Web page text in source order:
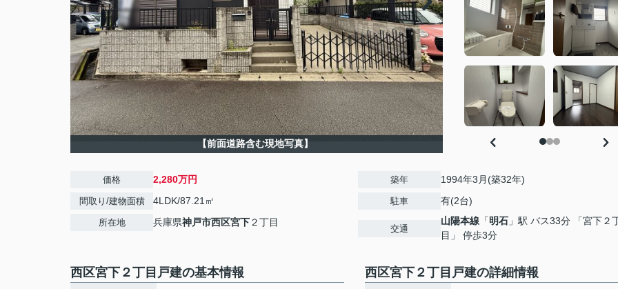
【前面道路含む現地写真】
価格 2,280万円
間取り/建物面積 4LDK/87.21㎡
所在地 兵庫県神戸市西区宮下２丁目
築年 1994年3月(築32年)
駐車 有(2台)
交通
山陽本線 「明石 」駅 バス33分 「宮下２
目」 停歩3分
西区宮下２丁目戸建の基本情報 西区宮下２丁目戸建の詳細情報